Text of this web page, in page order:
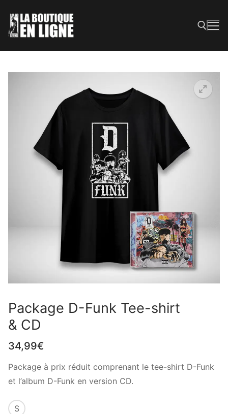
Package D-Funk Tee-shirt
& CD
34,99€
Package à prix réduit comprenant le tee-shirt D-Funk
et l’album D-Funk en version CD.
S